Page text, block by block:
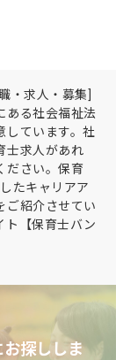
・求人・募集]
ある社会福祉法
しています。社
士求人があれ
ださい。保育
たキャリアア
ご紹介させてい
ト【保育士バン
お探ししま